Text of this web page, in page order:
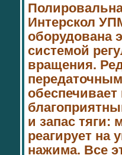
Интерскол
оборудована
системой
вращения.
обеспечивает
и запас тяги:
реагирует на
нажима. Все